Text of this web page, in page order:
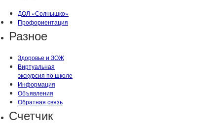
ДОЛ «Солнышко»
Профориентация
Разное
Здоровье и ЗОЖ
Виртуальная
экскурсия по школе
Информация
Объявления
Обратная связь
Счетчик